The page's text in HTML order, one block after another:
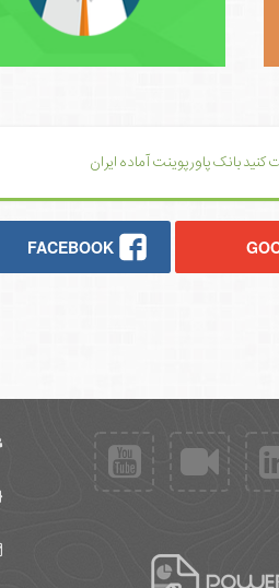
کنید بانک پاورپوینت آماده ایران
FACEBOOK